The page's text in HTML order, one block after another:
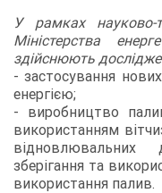
У рамках науково-
Міністерства
здійснюють
- застосування
енергією;
- виробництво
використанням
відновлювальних
зберігання та
використання палив.